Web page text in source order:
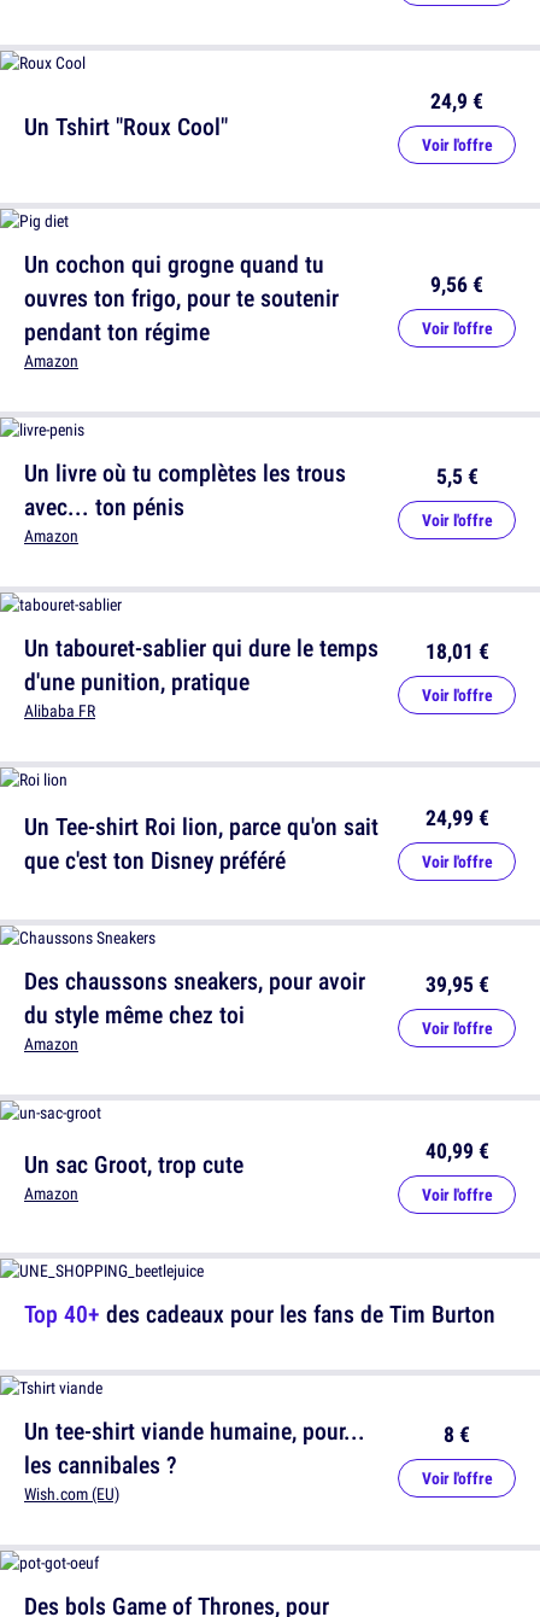
Un cochon qui grogne quand tu
ouvres ton frigo, pour te soutenir
pendant ton régime
Amazon
9,56 €
Voir l'offre
Un tabouret-sablier qui dure le temps
d'une punition, pratique
Alibaba FR
18,01 €
Voir l'offre
Des chaussons sneakers, pour avoir
du style même chez toi
Amazon
39,95 €
Voir l'offre
Top 40+ des cadeaux pour les fans de Tim Burton
Des bols Game of Thrones, pour
Un Tshirt "Roux Cool"
24,9 €
Voir l'offre
Un livre où tu complètes les trous
avec... ton pénis
Amazon
5,5 €
Voir l'offre
Un Tee-shirt Roi lion, parce qu'on sait
que c'est ton Disney préféré
24,99 €
Voir l'offre
Un sac Groot, trop cute
Amazon
40,99 €
Voir l'offre
Un tee-shirt viande humaine, pour...
les cannibales ?
Wish.com (EU)
8 €
Voir l'offre